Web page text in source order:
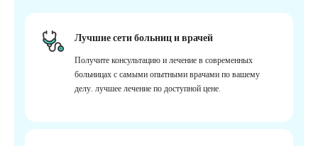
Лучшие сети больниц и врачей
Получите консультацию и лечение в современных
больницах с самыми опытными врачами по вашему
делу. лучшее лечение по доступной цене.